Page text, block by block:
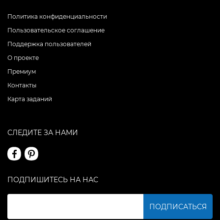
Политика конфиденциальности
Пользовательское соглашение
Поддержка пользователей
О проекте
Премиум
Контакты
Карта заданий
СЛЕДИТЕ ЗА НАМИ
ПОДПИШИТЕСЬ НА НАС
ПОДПИСАТЬСЯ